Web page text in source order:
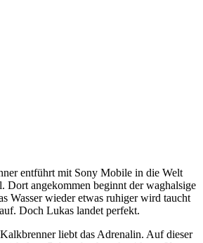
entführt mit Sony Mobile in die Welt
Dort angekommen beginnt der waghalsige
Wasser wieder etwas ruhiger wird taucht
Doch Lukas landet perfekt.
liebt das Adrenalin. Auf dieser